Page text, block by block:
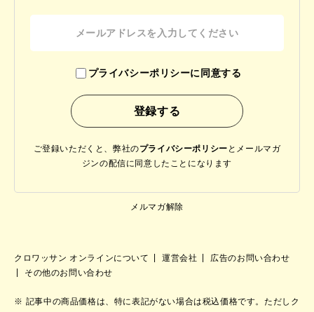
プライバシーポリシーに同意する
ご登録いただくと、弊社のプライバシーポリシー と メールマガ
ジンの配信に同意したことになります
メルマガ解除
クロワッサン オンラインについて 運営会社
広告のお問い合わせ
その他のお問い合わせ
記事中の商品価格は、特に表記がない場合は税込価格です。ただしク